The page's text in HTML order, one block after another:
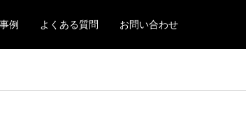
例 よくある質問 お問い合わせ